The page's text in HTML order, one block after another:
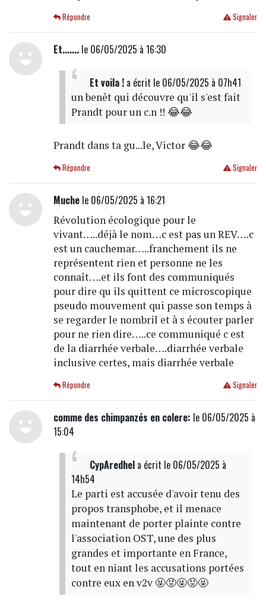
Signaler
Répondre
Et.......le 06/05/2025 à 16:30
Et voila !a écrit le 06/05/2025 à 07h41
un benêt qui découvre qu'il s'est fait
Prandt pour un c.n !! 😂😂
Prandt dans ta gu...le, Victor 😂😂
Signaler
Répondre
Muchele 06/05/2025 à 16:21
Révolution écologique pour le
vivant…..déjà le nom…c est pas un REV….c
est un cauchemar…..franchement ils ne
représentent rien et personne ne les
connaît….et ils font des communiqués
pour dire qu ils quittent ce microscopique
pseudo mouvement qui passe son temps à
se regarder le nombril et à s écouter parler
pour ne rien dire…..ce communiqué c est
de la diarrhée verbale….diarrhée verbale
inclusive certes, mais diarrhée verbale
Signaler
Répondre
comme des chimpanzés en colere: le 06/05/2025 à
15:04
CypAredhela écrit le 06/05/2025 à
14h54
Le parti est accusée d'avoir tenu des
propos transphobe, et il menace
maintenant de porter plainte contre
l'association OST, une des plus
grandes et importante en France,
tout en niant les accusations portées
contre eux en v2v 🤬😡🤬😡🤬